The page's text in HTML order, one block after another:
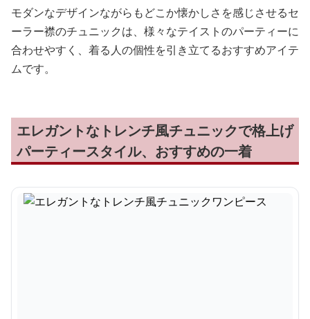
モダンなデザインながらもどこか懐かしさを感じさせるセ
ーラー襟のチュニックは、様々なテイストのパーティーに
合わせやすく、着る人の個性を引き立てるおすすめアイテ
ムです。
エレガントなトレンチ風チュニックで格上げ
パーティースタイル、おすすめの一着